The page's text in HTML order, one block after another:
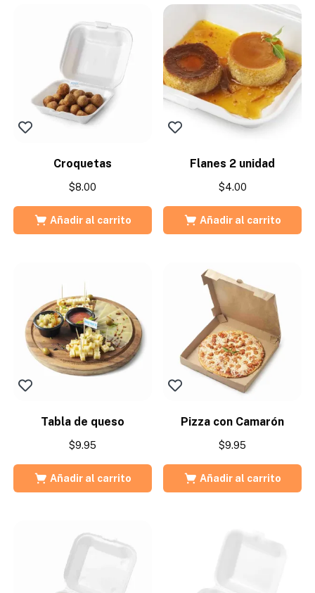
Croquetas
$8.00
Añadir al carrito
Flanes 2 unidad
$4.00
Añadir al carrito
Tabla de queso
$9.95
Añadir al carrito
Pizza con Camarón
$9.95
Añadir al carrito